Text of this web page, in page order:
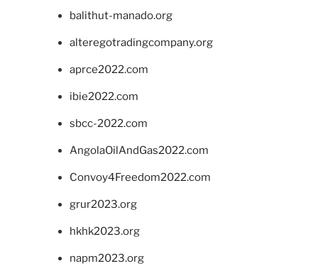
balithut-manado.org
alteregotradingcompany.org
aprce2022.com
ibie2022.com
sbcc-2022.com
AngolaOilAndGas2022.com
Convoy4Freedom2022.com
grur2023.org
hkhk2023.org
napm2023.org